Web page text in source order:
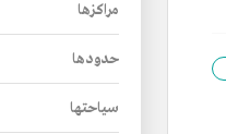
مراكزها
حدودها
سياحتها